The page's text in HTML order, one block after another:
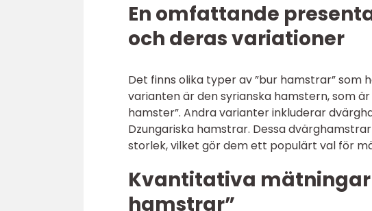
En omfattande
och deras variationer
Det finns olika typer av ”bur hamstrar” som
varianten är den syrianska hamstern, som
hamster”. Andra varianter inkluderar
Dzungariska hamstrar. Dessa
storlek, vilket gör dem ett populärt val för
Kvantitativa mätningar
hamstrar”